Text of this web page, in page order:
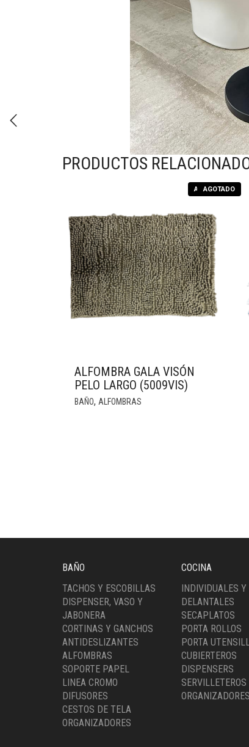
PRODUCTOS
AGOTADO
AGOTADO
ALFOMBRA GALA VISÓN
PELO LARGO (5009VIS)
BAÑO, ALFOMBRAS
BAÑO
TACHOS Y ESCOBILLAS
DISPENSER, VASO Y
JABONERA
CORTINAS Y GANCHOS
ANTIDESLIZANTES
ALFOMBRAS
SOPORTE PAPEL
LINEA CROMO
DIFUSORES
CESTOS DE TELA
ORGANIZADORES
COCINA
INDIVIDUALES Y
DELANTALES
SECAPLATOS
PORTA ROLLOS
PORTA
CUBIERTEROS
DISPENSERS
SERVILLETEROS
ORGANIZADORES